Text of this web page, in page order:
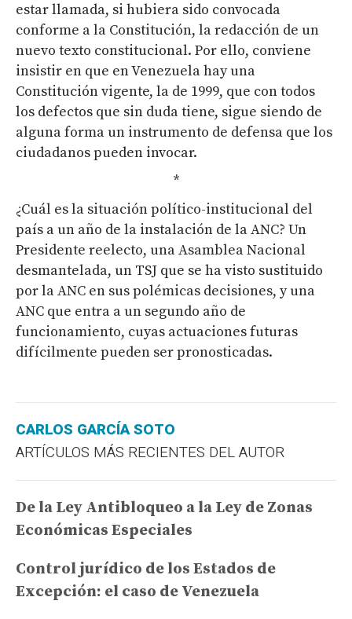
estar llamada, si hubiera sido convocada
conforme a la Constitución, la redacción de un
nuevo texto constitucional. Por ello, conviene
insistir en que en Venezuela hay una
Constitución vigente, la de 1999, que con todos
los defectos que sin duda tiene, sigue siendo de
alguna forma un instrumento de defensa que los
ciudadanos pueden invocar.
*
¿Cuál es la situación político-institucional del
país a un año de la instalación de la ANC? Un
Presidente reelecto, una Asamblea Nacional
desmantelada, un TSJ que se ha visto sustituido
por la ANC en sus polémicas decisiones, y una
ANC que entra a un segundo año de
funcionamiento, cuyas actuaciones futuras
difícilmente pueden ser pronosticadas.
CARLOS GARCÍA SOTO
ARTÍCULOS MÁS RECIENTES DEL AUTOR
De la Ley Antibloqueo a la Ley de Zonas
Económicas Especiales
Control jurídico de los Estados de
Excepción: el caso de Venezuela